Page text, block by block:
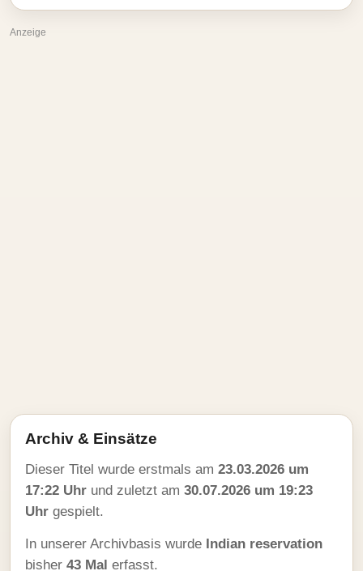
Anzeige
Archiv & Einsätze
Dieser Titel wurde erstmals am 23.03.2026 um
17:22 Uhr und zuletzt am 30.07.2026 um 19:23
Uhr gespielt.
In unserer Archivbasis wurde Indian reservation
bisher 43 Mal erfasst.